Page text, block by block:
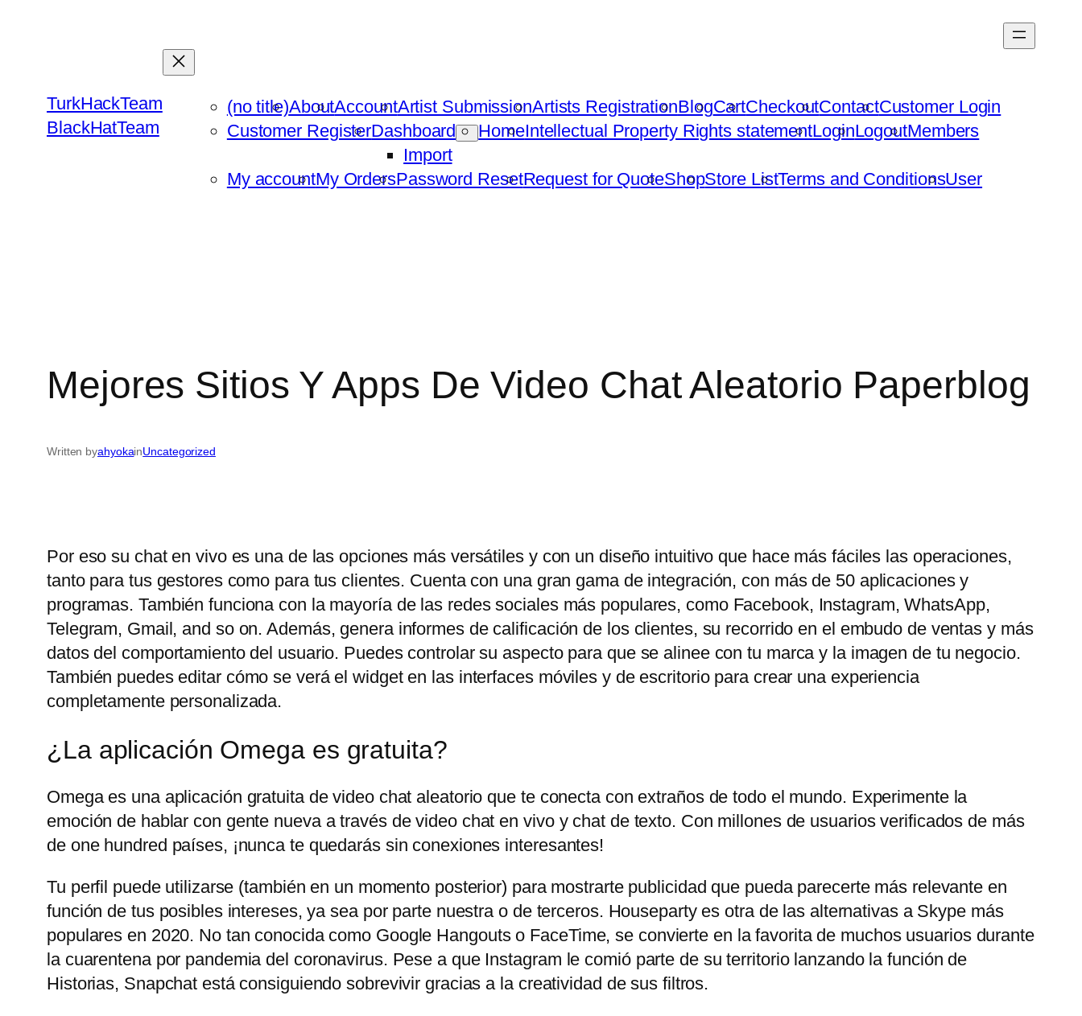
TurkHackTeam
BlackHatTeam
(no title)AboutAccountArtist SubmissionArtists RegistrationBlogCartCheckoutContactCustomer Login
Customer RegisterDashboard
Import
HomeIntellectual Property Rights statementLoginLogoutMembers
My accountMy OrdersPassword ResetRequest for QuoteShopStore ListTerms and ConditionsUser
Mejores Sitios Y Apps De Video Chat Aleatorio Paperblog
Written byahyokainUncategorized
Por eso su chat en vivo es una de las opciones más versátiles y con un diseño intuitivo que hace más fáciles las operaciones,
tanto para tus gestores como para tus clientes. Cuenta con una gran gama de integración, con más de 50 aplicaciones y
programas. También funciona con la mayoría de las redes sociales más populares, como Facebook, Instagram, WhatsApp,
Telegram, Gmail, and so on. Además, genera informes de calificación de los clientes, su recorrido en el embudo de ventas y más
datos del comportamiento del usuario. Puedes controlar su aspecto para que se alinee con tu marca y la imagen de tu negocio.
También puedes editar cómo se verá el widget en las interfaces móviles y de escritorio para crear una experiencia
completamente personalizada.
¿La aplicación Omega es gratuita?
Omega es una aplicación gratuita de video chat aleatorio que te conecta con extraños de todo el mundo. Experimente la
emoción de hablar con gente nueva a través de video chat en vivo y chat de texto. Con millones de usuarios verificados de más
de one hundred países, ¡nunca te quedarás sin conexiones interesantes!
Tu perfil puede utilizarse (también en un momento posterior) para mostrarte publicidad que pueda parecerte más relevante en
función de tus posibles intereses, ya sea por parte nuestra o de terceros. Houseparty es otra de las alternativas a Skype más
populares en 2020. No tan conocida como Google Hangouts o FaceTime, se convierte en la favorita de muchos usuarios durante
la cuarentena por pandemia del coronavirus. Pese a que Instagram le comió parte de su territorio lanzando la función de
Historias, Snapchat está consiguiendo sobrevivir gracias a la creatividad de sus filtros.